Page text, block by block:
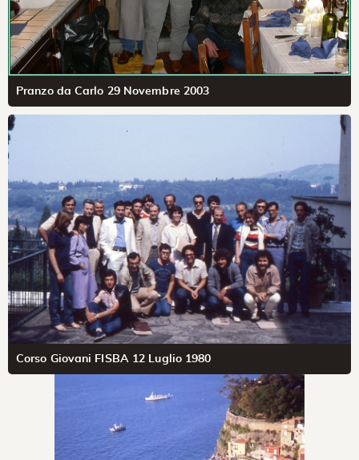
Pranzo da Carlo 29 Novembre 2003
Corso Giovani FISBA 12 Luglio 1980